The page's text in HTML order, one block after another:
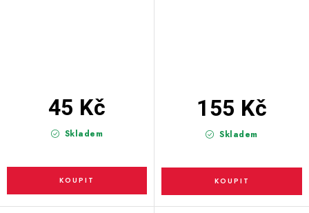
Skladem
45 Kč
Skladem
155 Kč